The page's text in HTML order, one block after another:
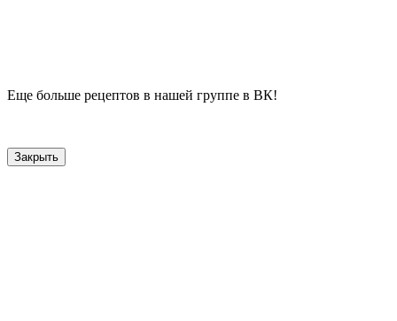
Еще больше рецептов в нашей группе в ВК!
Закрыть